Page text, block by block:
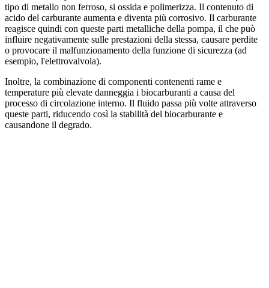
tipo di metallo non ferroso, si ossida e polimerizza. Il contenuto di
acido del carburante aumenta e diventa più corrosivo. Il carburante
reagisce quindi con queste parti metalliche della pompa, il che può
influire negativamente sulle prestazioni della stessa, causare perdite
o provocare il malfunzionamento della funzione di sicurezza (ad
esempio, l'elettrovalvola).
Inoltre, la combinazione di componenti contenenti rame e
temperature più elevate danneggia i biocarburanti a causa del
processo di circolazione interno. Il fluido passa più volte attraverso
queste parti, riducendo così la stabilità del biocarburante e
causandone il degrado.